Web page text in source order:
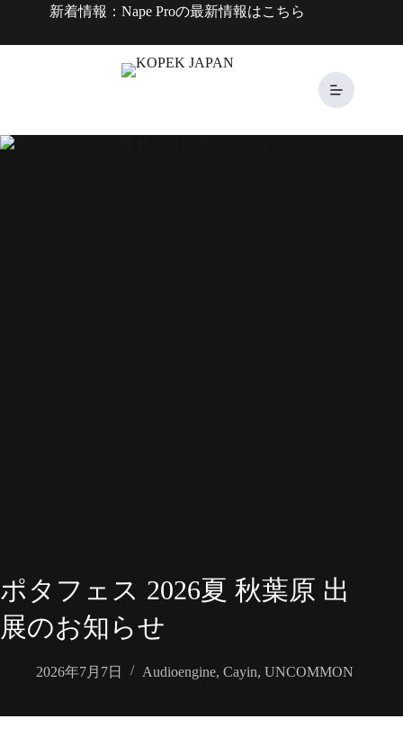
テ
キ
新着情報：Nape Proの最新情報はこちら
ポタフェス 2026夏 秋葉原 出
展のお知らせ
2026年7月7日 Audioengine, Cayin, UNCOMMON